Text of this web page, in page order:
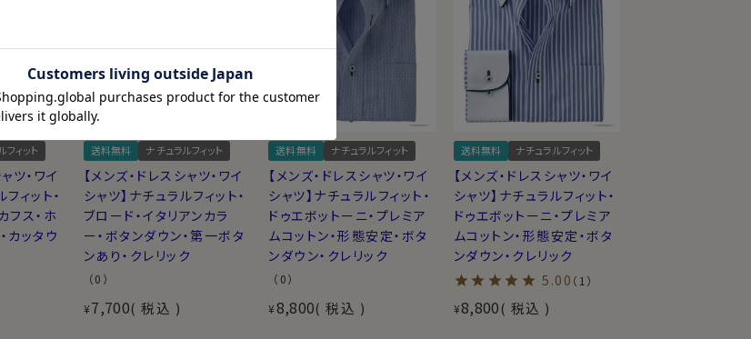
フィット
ツ・ワイ
ィット・
フス・ホ
カッタウ
送料無料 ナチュラルフィット
【メンズ・ドレスシャツ・ワイ
シャツ】ナチュラルフィット・
ブロード・イタリアンカラ
ー・ボタンダウン・第一ボタ
ンあり・クレリック
（0）
¥7,700 税込
送料無料 ナチュラルフィット
【メンズ・ドレスシャツ・ワイ
シャツ】ナチュラルフィット・
ドゥエボットーニ・プレミア
ムコットン・形態安定・ボタ
ンダウン・クレリック
（0）
¥8,800 税込
送料無料 ナチュラルフィット
【メンズ・ドレスシャツ・ワイ
シャツ】ナチュラルフィット・
ドゥエボットーニ・プレミア
ムコットン・形態安定・ボタ
ンダウン・クレリック
5.00 （1）
¥8,800 税込